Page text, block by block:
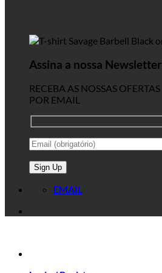
Assina a nossa Newsletter
RECEBA AS NOSSAS OFERTAS
POR EMAIL
EMAIL